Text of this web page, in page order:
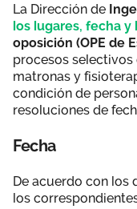
La Dirección de
los lugares, fecha y
oposición (OPE de
procesos selectivos
matronas y
condición de
resoluciones de
Fecha
De acuerdo con los
los